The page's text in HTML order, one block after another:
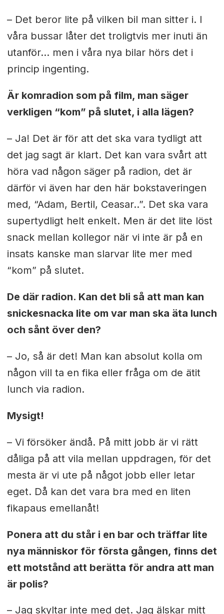
– Det beror lite på vilken bil man sitter i. I
våra bussar låter det troligtvis mer inuti än
utanför... men i våra nya bilar hörs det i
princip ingenting.
Är komradion som på film, man säger
verkligen “kom” på slutet, i alla lägen?
– Ja! Det är för att det ska vara tydligt att
det jag sagt är klart. Det kan vara svårt att
höra vad någon säger på radion, det är
därför vi även har den här bokstaveringen
med, “Adam, Bertil, Ceasar..”. Det ska vara
supertydligt helt enkelt. Men är det lite löst
snack mellan kollegor när vi inte är på en
insats kanske man slarvar lite mer med
“kom” på slutet.
De där radion. Kan det bli så att man kan
snickesnacka lite om var man ska äta lunch
och sånt över den?
– Jo, så är det! Man kan absolut kolla om
någon vill ta en fika eller fråga om de ätit
lunch via radion.
Mysigt!
– Vi försöker ändå. På mitt jobb är vi rätt
dåliga på att vila mellan uppdragen, för det
mesta är vi ute på något jobb eller letar
eget. Då kan det vara bra med en liten
fikapaus emellanåt!
Ponera att du står i en bar och träffar lite
nya människor för första gången, finns det
ett motstånd att berätta för andra att man
är polis?
– Jag skyltar inte med det. Jag älskar mitt